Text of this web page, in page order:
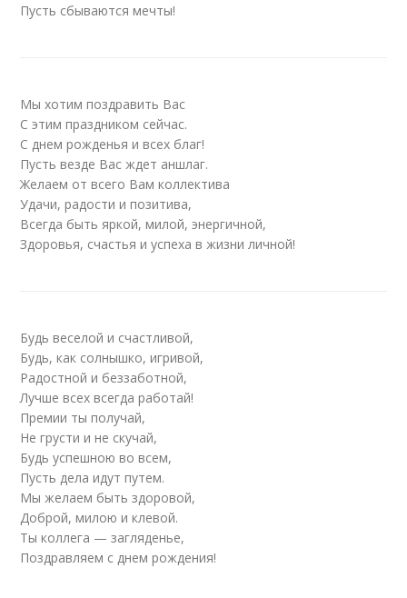
Пусть сбываются мечты!
Мы хотим поздравить Вас
С этим праздником сейчас.
С днем рожденья и всех благ!
Пусть везде Вас ждет аншлаг.
Желаем от всего Вам коллектива
Удачи, радости и позитива,
Всегда быть яркой, милой, энергичной,
Здоровья, счастья и успеха в жизни личной!
Будь веселой и счастливой,
Будь, как солнышко, игривой,
Радостной и беззаботной,
Лучше всех всегда работай!
Премии ты получай,
Не грусти и не скучай,
Будь успешною во всем,
Пусть дела идут путем.
Мы желаем быть здоровой,
Доброй, милою и клевой.
Ты коллега — загляденье,
Поздравляем с днем рождения!